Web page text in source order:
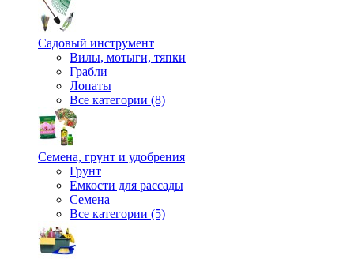
Садовый инструмент
Вилы, мотыги, тяпки
Грабли
Лопаты
Все категории (8)
Семена, грунт и удобрения
Грунт
Емкости для рассады
Семена
Все категории (5)